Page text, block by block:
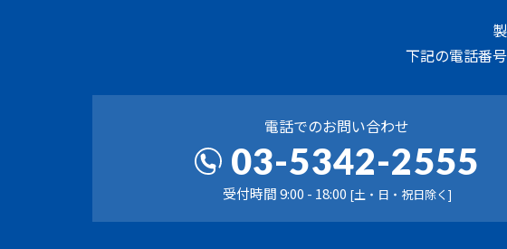
下記の電話番
電話でのお問い合わせ
03-5342-2555
受付時間 9:00 - 18:00 [土・日・祝日除く]